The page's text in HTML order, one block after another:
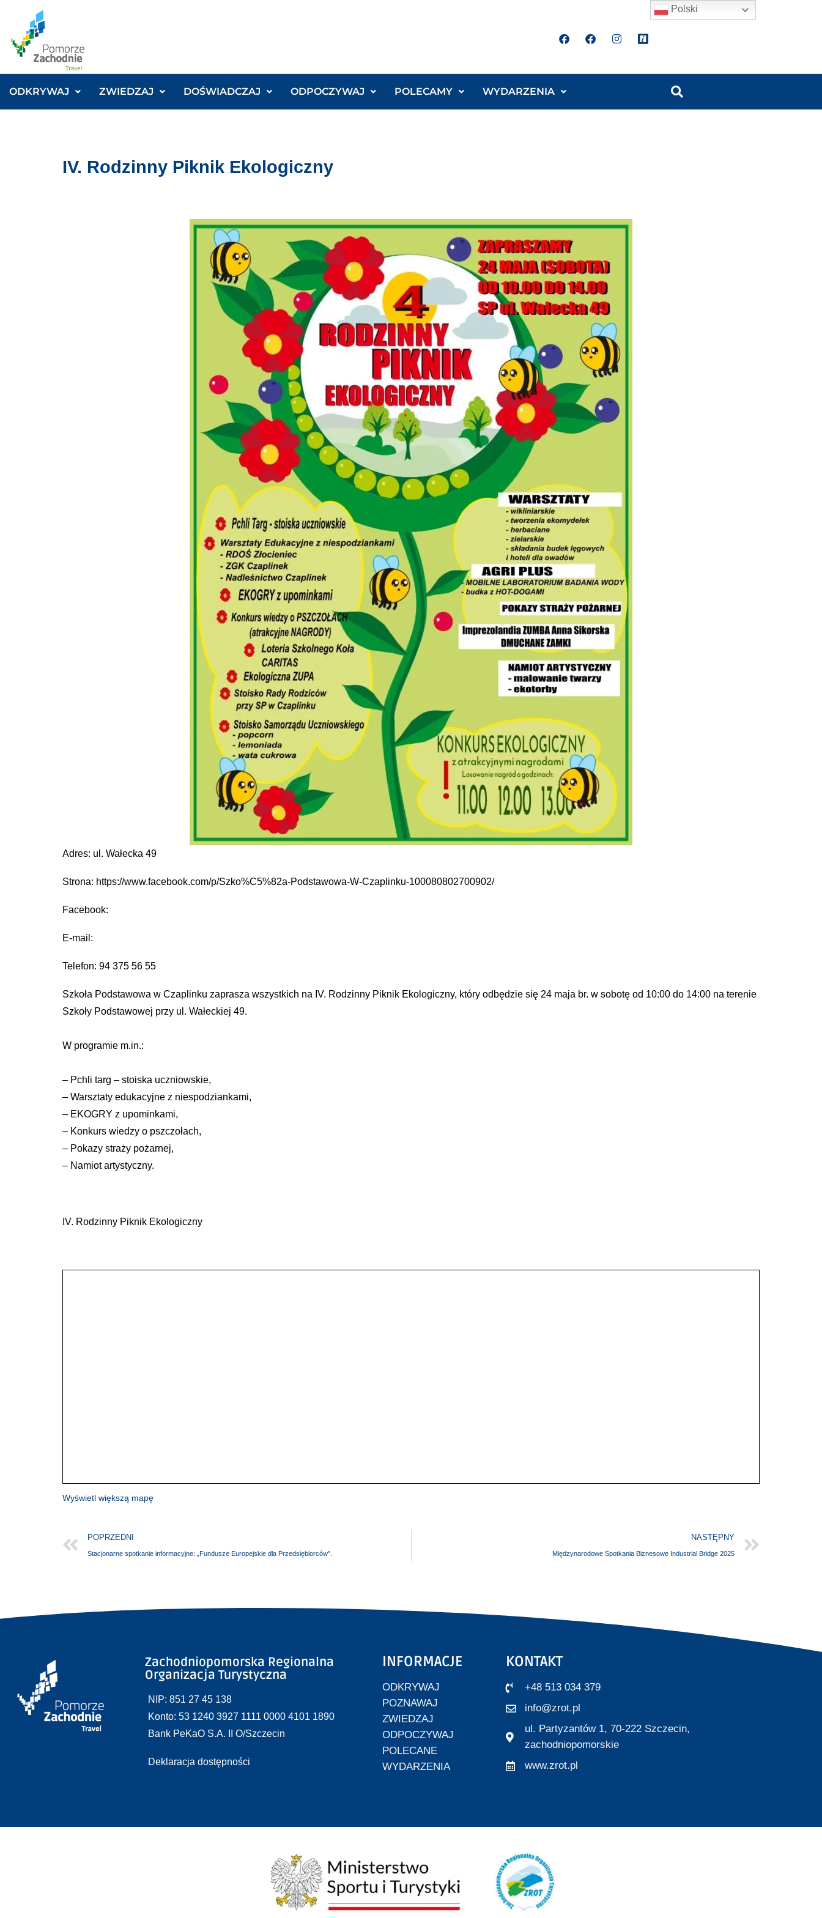
ODKRYWAJ ZWIEDZAJ DOŚWIADCZAJ ODPOCZYWAJ POLECAMY WYDARZENIA
IV. Rodzinny Piknik Ekologiczny
Adres: ul. Wałecka 49
Strona: https://www.facebook.com/p/Szko%C5%82a-Podstawowa-W-Czaplinku-100080802700902/
Facebook:
E-mail:
Telefon: 94 375 56 55
Szkoła Podstawowa w Czaplinku zaprasza wszystkich na IV. Rodzinny Piknik Ekologiczny, który odbędzie się 24 maja br. w sobotę od 10:00 do 14:00 na terenie
Szkoły Podstawowej przy ul. Wałeckiej 49.
W programie m.in.:
– Pchli targ – stoiska uczniowskie,
– Warsztaty edukacyjne z niespodziankami,
– EKOGRY z upominkami,
– Konkurs wiedzy o pszczołach,
– Pokazy straży pożarnej,
– Namiot artystyczny.
IV. Rodzinny Piknik Ekologiczny
Wyświetl większą mapę
POPRZEDNI
Stacjonarne spotkanie informacyjne: „Fundusze Europejskie dla Przedsiębiorców”.
NASTĘPNY
Międzynarodowe Spotkania Biznesowe Industrial Bridge 2025
Zachodniopomorska Regionalna
Organizacja Turystyczna
NIP: 851 27 45 138
Konto: 53 1240 3927 1111 0000 4101 1890
Bank PeKaO S.A. II O/Szczecin
Deklaracja dostępności
INFORMACJE
ODKRYWAJ
POZNAWAJ
ZWIEDZAJ
ODPOCZYWAJ
POLECANE
WYDARZENIA
KONTAKT
+48 513 034 379
info@zrot.pl
ul. Partyzantów 1, 70-222 Szczecin,
zachodniopomorskie
www.zrot.pl
Polski